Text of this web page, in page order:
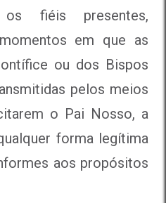
fiéis presentes,
em que as
ou dos Bispos
pelos meios
o Pai Nosso, a
forma legítima
aos propósitos